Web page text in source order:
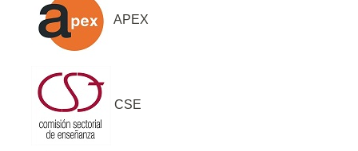
APEX
CSE